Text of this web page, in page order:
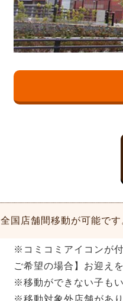
全国店舗間移動が可能です
※コミコミアイコンが
ご希望の場合】お迎え
※移動ができない子も